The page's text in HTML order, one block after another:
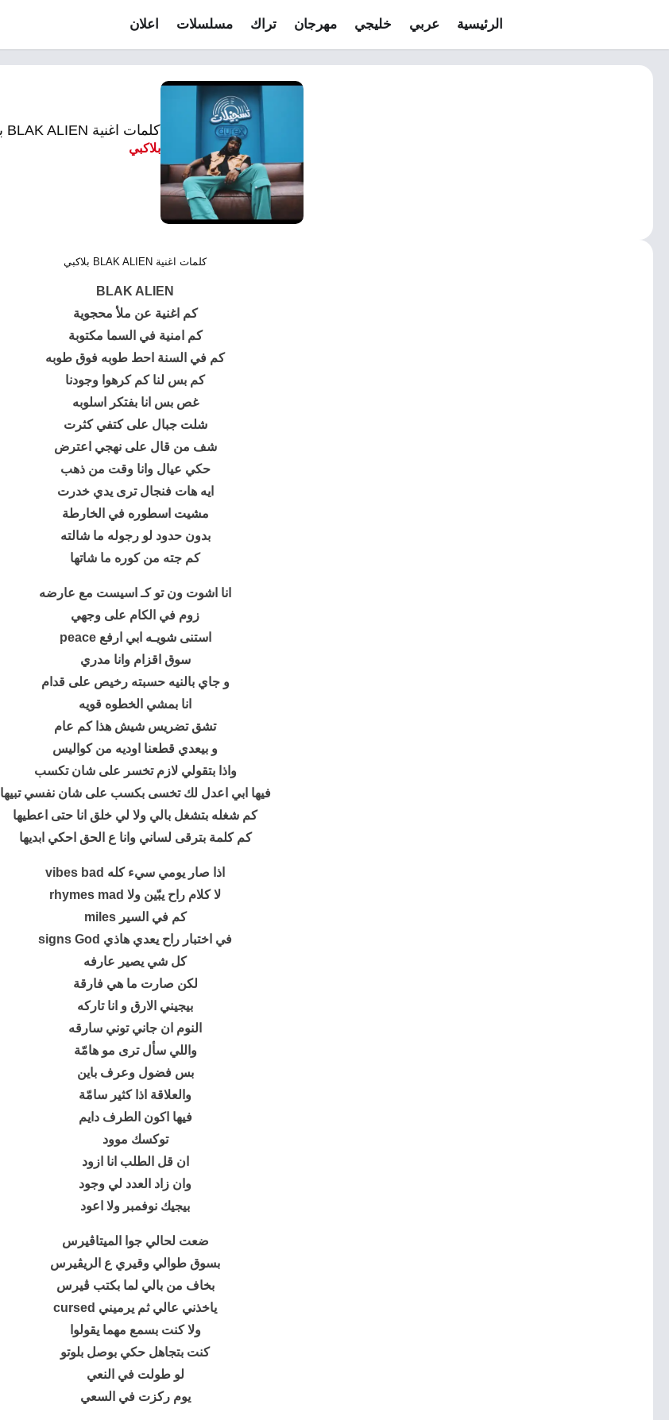
الرئيسية عربي خليجي مهرجان تراك مسلسلات اعلان
كلمات اغنية BLAK ALIEN بلاكبي
بلاكبي
كلمات اغنية BLAK ALIEN بلاكبي
BLAK ALIEN
كم اغنیة عن ملأ محجوية
كم امنیة في السما مكتوبة
كم في السنة احط طوبه فوق طوبه
كم بس لنا كم كرھوا وجودنا
غص بس انا بفتكر اسلوبه
شلت جبال على كتفي كثرت
شف من قال على نھجي اعترض
حكي عیال وانا وقت من ذھب
ایه ھات فنجال ترى یدي خدرت
مشیت اسطوره في الخارطة
بدون حدود لو رجوله ما شالته
كم جته من كوره ما شاتھا
انا اشوت ون تو كـ اسیست مع عارضه
زوم في الكام على وجھي
استنى شویـه ابي ارفع peace
سوق اقزام وانا مدري
و جاي بالنیه حسبته رخیص على قدام
انا بمشي الخطوه قویه
تشق تضریس شیش ھذا كم عام
و بیعدي قطعنا اودیه من كوالیس
واذا بتقولي لازم تخسر على شان تكسب
فیھا ابي اعدل لك تخسى بكسب على شان نفسي تبیھا
كم شغله بتشغل بالي ولا لي خلق انا حتى اعطیھا
كم كلمة بترقى لساني وانا ع الحق احكي ابدیھا
اذا صار یومي سيء كله vibes bad
لا كلام راح یبّین ولا rhymes mad
كم في السیر miles
في اختبار راح یعدي ھاذي signs God
كل شي یصیر عارفه
لكن صارت ما ھي فارقة
بیجیني الارق و انا تاركه
النوم ان جاني توني سارقه
واللي سأل ترى مو ھامّة
بس فضول وعرف باین
والعلاقة اذا كثیر سامّة
فیھا اكون الطرف دایم
توكسك موود
ان قل الطلب انا ازود
وان زاد العدد لي وجود
بیجیك نوفمبر ولا اعود
ضعت لحالي جوا المیتاڤیرس
بسوق طوالي وقیري ع الریڤیرس
بخاف من بالي لما بكتب ڤیرس
یاخذني عالي ثم یرمیني cursed
ولا كنت بسمع مھما یقولوا
كنت بتجاھل حكي بوصل بلوتو
لو طولت في النعي
یوم ركزت في السعي